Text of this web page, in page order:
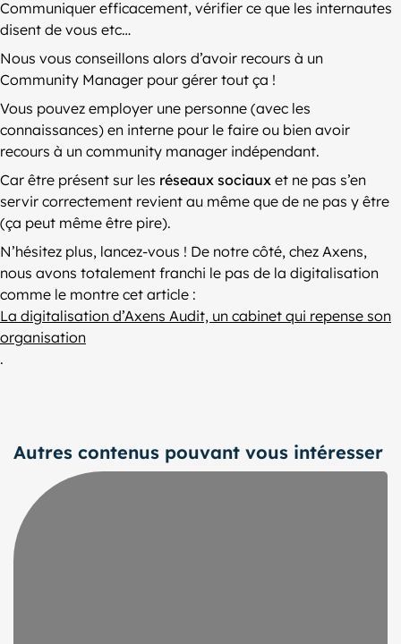
Communiquer efficacement, vérifier ce que les internautes
disent de vous etc…
Nous vous conseillons alors d’avoir recours à un
Community Manager pour gérer tout ça !
Vous pouvez employer une personne (avec les
connaissances) en interne pour le faire ou bien avoir
recours à un community manager indépendant.
Car être présent sur les réseaux sociaux et ne pas s’en
servir correctement revient au même que de ne pas y être
(ça peut même être pire).
N’hésitez plus, lancez-vous ! De notre côté, chez Axens,
nous avons totalement franchi le pas de la digitalisation
comme le montre cet article :
La digitalisation d’Axens Audit, un cabinet qui repense son
organisation
.
Autres contenus pouvant vous intéresser